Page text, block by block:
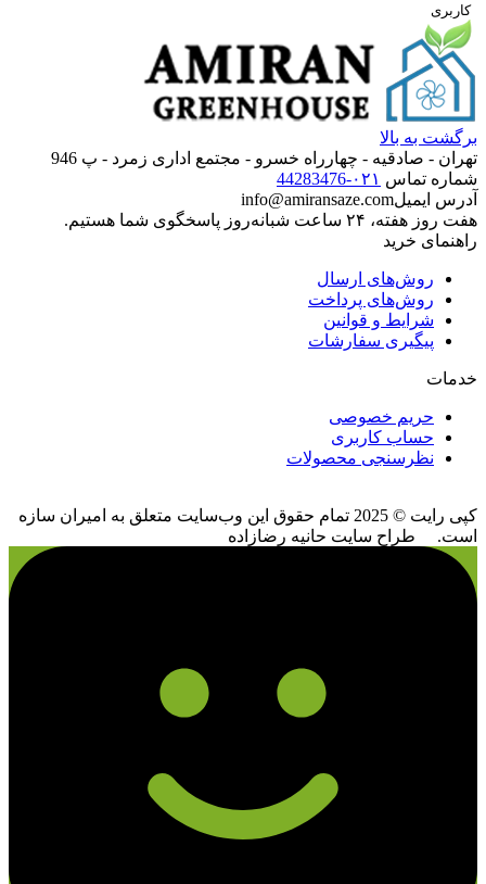
کاربری
برگشت به بالا
تهران‌‌ -‌ صادقیه - چهارراه خسرو - مجتمع اداری زمرد - پ 946
شماره تماس ۰۲۱-44283476
آدرس ایمیلinfo@amiransaze.com
هفت روز هفته، ۲۴ ساعت شبانه‌روز پاسخگوی شما هستیم.
راهنمای خرید
روش‌های ارسال
روش‌های پرداخت
شرایط و قوانین
پیگیری سفارشات
خدمات
حریم خصوصی
حساب کاربری
نظرسنجی محصولات
کپی رایت © 2025 تمام حقوق اين وب‌سايت متعلق به امیران سازه
است. طراح سایت حانیه رضازاده